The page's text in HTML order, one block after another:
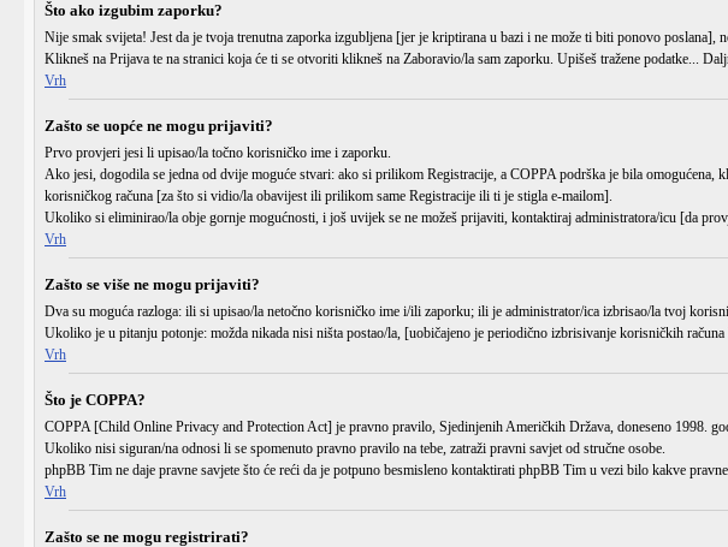
Što ako izgubim zaporku?
Nije smak svijeta! Jest da je tvoja trenutna zaporka izgubljena [jer je kriptirana u bazi i ne može ti biti ponovo poslana],
Klikneš na Prijava te na stranici koja će ti se otvoriti klikneš na Zaboravio/la sam zaporku. Upišeš tražene podatke...
Vrh
Zašto se uopće ne mogu prijaviti?
Prvo provjeri jesi li upisao/la točno korisničko ime i zaporku.
Ako jesi, dogodila se jedna od dvije moguće stvari: ako si prilikom Registracije, a COPPA podrška je bila omogućena,
korisničkog računa [za što si vidio/la obavijest ili prilikom same Registracije ili ti je stigla e-mailom].
Ukoliko si eliminirao/la obje gornje mogućnosti, i još uvijek se ne možeš prijaviti, kontaktiraj administratora/icu [da
Vrh
Zašto se više ne mogu prijaviti?
Dva su moguća razloga: ili si upisao/la netočno korisničko ime i/ili zaporku; ili je administrator/ica izbrisao/la tvoj
Ukoliko je u pitanju potonje: možda nikada nisi ništa postao/la, [uobičajeno je periodično izbrisivanje korisničkih
Vrh
Što je COPPA?
COPPA [Child Online Privacy and Protection Act] je pravno pravilo, Sjedinjenih Američkih Država, doneseno 1998.
Ukoliko nisi siguran/na odnosi li se spomenuto pravno pravilo na tebe, zatraži pravni savjet od stručne osobe.
phpBB Tim ne daje pravne savjete što će reći da je potpuno besmisleno kontaktirati phpBB Tim u vezi bilo kakve
Vrh
Zašto se ne mogu registrirati?